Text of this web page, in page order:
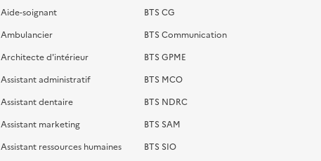
Aide-soignant
Ambulancier
Architecte d'intérieur
Assistant administratif
Assistant dentaire
Assistant marketing
Assistant ressources humaines
BTS CG
BTS Communication
BTS GPME
BTS MCO
BTS NDRC
BTS SAM
BTS SIO